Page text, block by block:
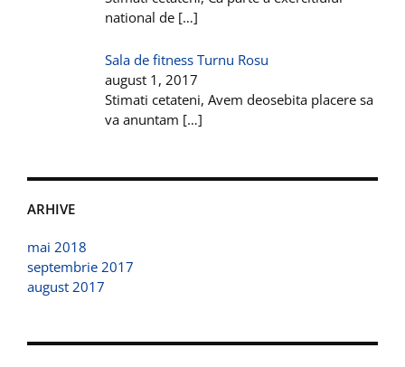
national de […]
Sala de fitness Turnu Rosu
august 1, 2017
Stimati cetateni, Avem deosebita placere sa
va anuntam […]
ARHIVE
mai 2018
septembrie 2017
august 2017